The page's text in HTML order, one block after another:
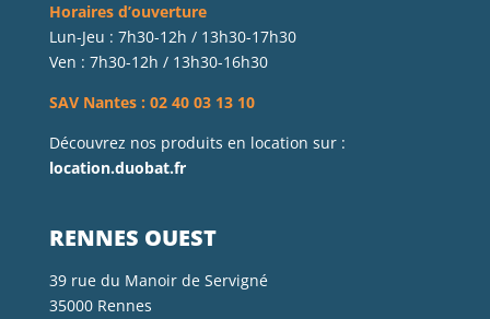
Horaires d’ouverture
Lun-Jeu : 7h30-12h / 13h30-17h30
Ven : 7h30-12h / 13h30-16h30
SAV Nantes : 02 40 03 13 10
Découvrez nos produits en location sur :
location.duobat.fr
RENNES OUEST
39 rue du Manoir de Servigné
35000 Rennes